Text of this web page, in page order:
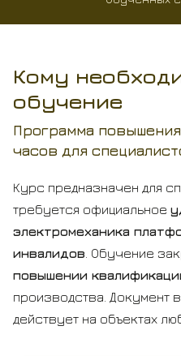
Кому
обучение
Программа
часов для
Курс предназначен для
требуется официальное
электромеханика
инвалидов . Обучение
повышении
производства. Документ
действует на объектах